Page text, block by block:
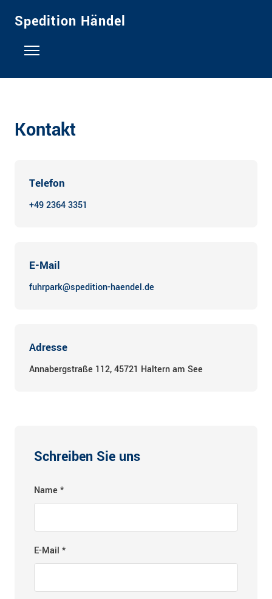
Spedition Händel
Geschichte
Galerie
Verkauf
Impressum
Datenschutz
Kontakt
Telefon
+49 2364 3351
E-Mail
fuhrpark@spedition-haendel.de
Adresse
Annabergstraße 112, 45721 Haltern am See
Schreiben Sie uns
Name *
E-Mail *